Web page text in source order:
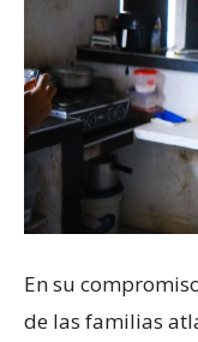
En su
de las familias